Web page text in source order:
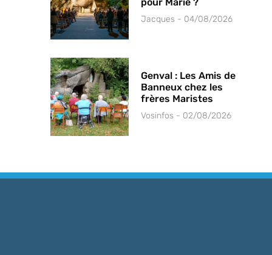
Jacques 04/08/2026
Genval : Les Amis de
Banneux chez les
frères Maristes
Vosinfos 02/08/2026